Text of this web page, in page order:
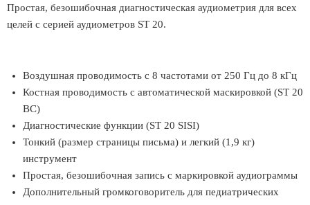
Простая, безошибочная диагностическая аудиометрия для всех
целей с серией аудиометров ST 20.
Воздушная проводимость с 8 частотами от 250 Гц до 8 кГц
Костная проводимость с автоматической маскировкой (ST 20
ВС)
Диагностические функции (ST 20 SISI)
Тонкий (размер страницы письма) и легкий (1,9 кг)
инструмент
Простая, безошибочная запись с маркировкой аудиограммы
Дополнительный громкоговоритель для педиатрических